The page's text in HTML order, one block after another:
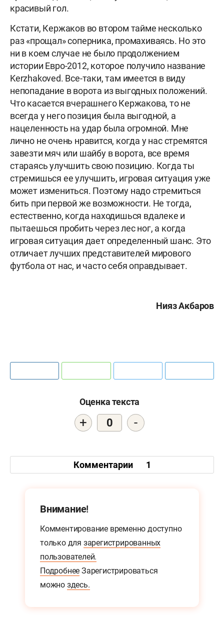
красивый гол.
Кстати, Кержаков во втором тайме несколько
раз «прощал» соперника, промахиваясь. Но это
ни в коем случае не было продолжением
истории Eвро-2012, которое получило название
Kerzhakoved. Все-таки, там имеется в виду
непопадание в ворота из выгодных положений.
Что касается вчерашнего Кержакова, то не
всегда у него позиция была выгодной, а
нацеленность на удар была огромной. Мне
лично не очень нравится, когда у нас стремятся
завезти мяч или шайбу в ворота, все время
стараясь улучшить свою позицию. Когда ты
стремишься ее улучшить, игровая ситуация уже
может измениться. Поэтому надо стремиться
бить при первой же возможности. Не тогда,
естественно, когда находишься вдалеке и
пытаешься пробить через лес ног, а когда
игровая ситуация дает определенный шанс. Это
отличает лучших представителей мирового
футбола от нас, и часто себя оправдывает.
Нияз Акбаров
Оценка текста
+ 0 -
Комментарии 1
Внимание!
Комментирование временно доступно
только для зарегистрированных
пользователей.
Подробнее Зарегистрироваться
можно здесь.